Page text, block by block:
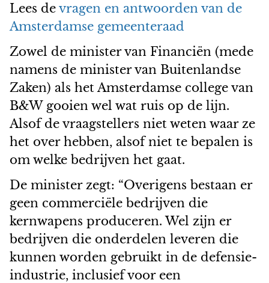
Lees de vragen en antwoorden van de
Amsterdamse gemeenteraad
Zowel de minister van Financiën (mede
namens de minister van Buitenlandse
Zaken) als het Amsterdamse college van
B&W gooien wel wat ruis op de lijn.
Alsof de vraagstellers niet weten waar ze
het over hebben, alsof niet te bepalen is
om welke bedrijven het gaat.
De minister zegt: “Overigens bestaan er
geen commerciële bedrijven die
kernwapens produceren. Wel zijn er
bedrijven die onderdelen leveren die
kunnen worden gebruikt in de defensie-
industrie, inclusief voor een